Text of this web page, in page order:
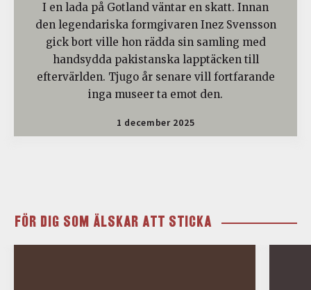
I en lada på Gotland väntar en skatt. Innan
den legendariska formgivaren Inez Svensson
gick bort ville hon rädda sin samling med
handsydda pakistanska lapptäcken till
eftervärlden. Tjugo år senare vill fortfarande
inga museer ta emot den.
1 december 2025
FÖR DIG SOM ÄLSKAR ATT STICKA